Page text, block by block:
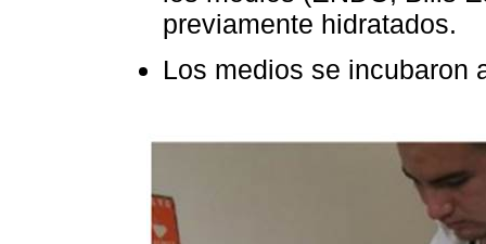
previamente hidratados.
Los medios se incubaron